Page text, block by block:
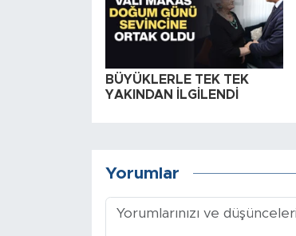
BÜYÜKLERLE TEK TEK
YAKINDAN İLGİLENDİ
Yorumlar